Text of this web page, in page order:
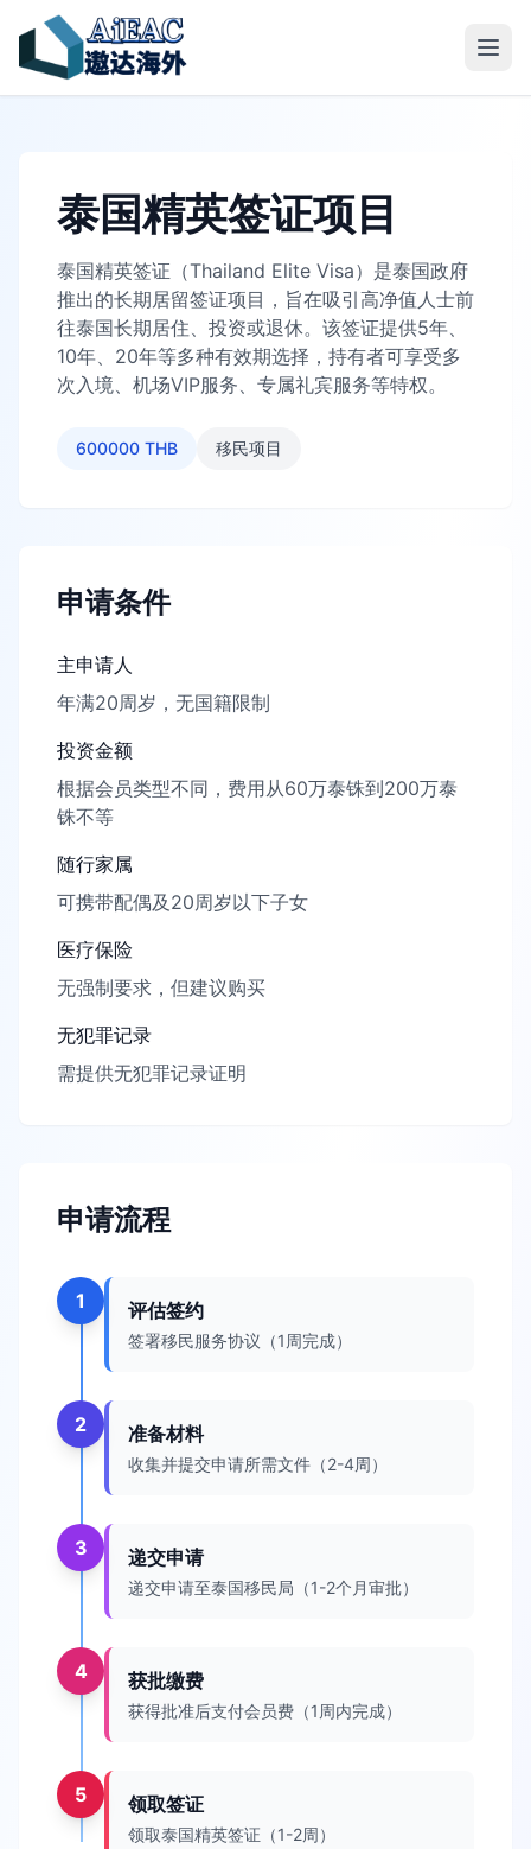
泰国精英签证项目
泰国精英签证（Thailand Elite Visa）是泰国政府
推出的长期居留签证项目，旨在吸引高净值人士前
往泰国长期居住、投资或退休。该签证提供5年、
10年、20年等多种有效期选择，持有者可享受多
次入境、机场VIP服务、专属礼宾服务等特权。
600000 THB 移民项目
申请条件
主申请人
年满20周岁，无国籍限制
投资金额
根据会员类型不同，费用从60万泰铢到200万泰
铢不等
随行家属
可携带配偶及20周岁以下子女
医疗保险
无强制要求，但建议购买
无犯罪记录
需提供无犯罪记录证明
申请流程
1 评估签约
签署移民服务协议（1周完成）
2 准备材料
收集并提交申请所需文件（2-4周）
3 递交申请
递交申请至泰国移民局（1-2个月审批）
4 获批缴费
获得批准后支付会员费（1周内完成）
5 领取签证
领取泰国精英签证（1-2周）